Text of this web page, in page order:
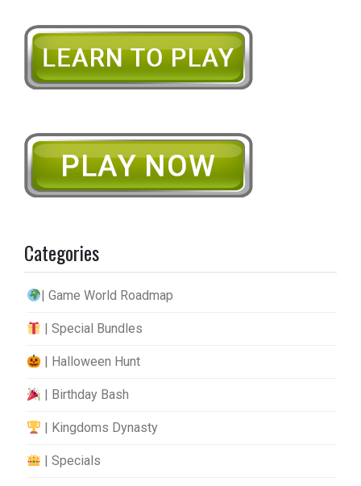
Categories
| Game World Roadmap
| Special Bundles
| Halloween Hunt
| Birthday Bash
| Kingdoms Dynasty
| Specials